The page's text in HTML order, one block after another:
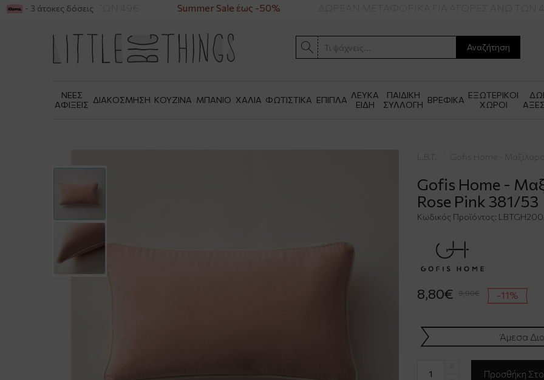
ΑΓΟΡΕΣ ΑΝΩ ΤΩΝ 49€ Summer Sale έως -50% ΔΩΡΕΑΝ ΜΕΤΑΦΟΡΙΚΑ ΓΙΑ ΑΓΟΡΕΣ ΑΝΩ ΤΩΝ
- 3 άτοκες δόσεις
Αναζήτηση
ΝΕΕΣ
ΑΦΙΞΕΙΣ ΔΙΑΚΟΣΜΗΣΗ ΚΟΥΖΙΝΑ ΜΠΑΝΙΟ ΧΑΛΙΑ ΦΩΤΙΣΤΙΚΑ ΕΠΙΠΛΑ ΛΕΥΚΑ
ΕΙΔΗ
ΠΑΙΔΙΚΗ
ΣΥΛΛΟΓΗ ΒΡΕΦΙΚΑ ΕΞΩΤΕΡΙΚΟΙ
ΧΩΡΟΙ
L.B.T. Gofis Home -
Gofis Home -
Rose Pink 381/53
Κωδικός Προϊόντος:
8,80€ 9,90€ -11%
Άμεσα